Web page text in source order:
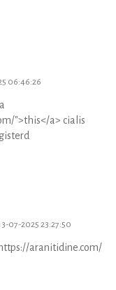
06:46:26
">this</a> cialis
07-2025 23:27:50
aranitidine.com/